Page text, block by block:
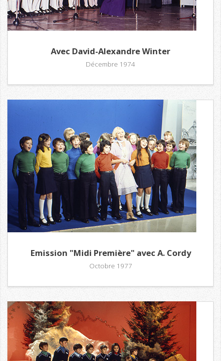
Avec David-Alexandre Winter
Décembre 1974
Emission "Midi Première" avec A. Cordy
Octobre 1977